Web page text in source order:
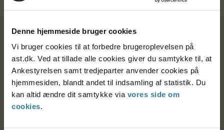
Denne hjemmeside bruger cookies
Vi bruger cookies til at forbedre brugeroplevelsen på
ast.dk. Ved at tillade alle cookies giver du samtykke til, at
Ankestyrelsen samt tredjeparter anvender cookies på
hjemmesiden, blandt andet til indsamling af statistik. Du
kan altid ændre dit samtykke via vores side om
cookies.
EAN: 57 98 000 35 48 21
CVR: 1007 4002
Om Ankestyrelsen